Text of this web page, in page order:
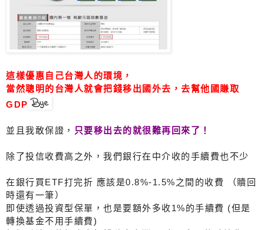
這樣優惠自己台灣人的環境，
當然聰明的台灣人就會把錢移出國外去，去幫他國賺取
GDP
並且我敢保證， 只要移出去的就很難再回來了！
除了投信收費高之外，我們銀行在中介收的手續費也不少
在銀行買ETF打完折 應該是0.8%-1.5%之間的收費 （贖回
時還有一筆）
即使透過投資型保單，也是要額外多收1%的手續費 (但是
轉換基金不用手續費)